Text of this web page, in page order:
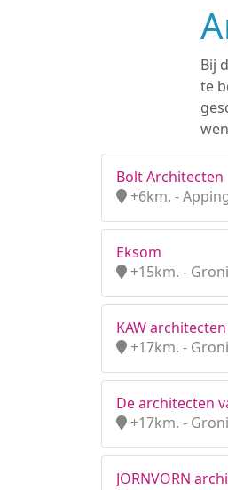
Bij
te
Bolt Architecten
+6km. -
Eksom
+15km. -
KAW
+17km. -
De architecten
+17km. -
JORNVORN